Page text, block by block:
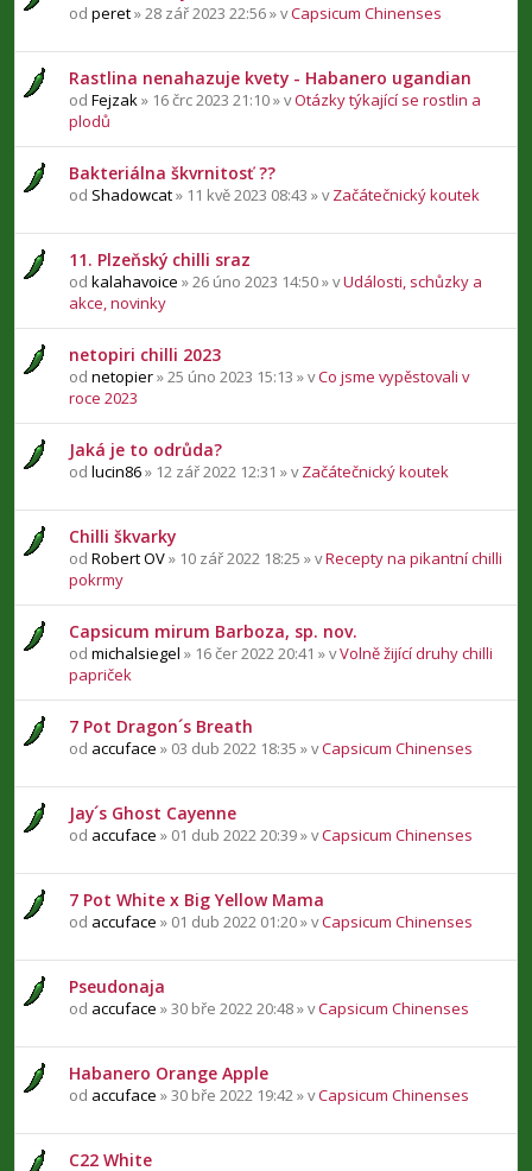
od peret» 28 zář 2023 22:56 » vCapsicum Chinenses
Rastlina nenahazuje kvety - Habanero ugandian
od Fejzak » 16 črc 2023 21:10 » vOtázky týkající se rostlin a
plodů
Bakteriálna škvrnitosť ??
od Shadowcat» 11 kvě 2023 08:43 » vZačátečnický koutek
11. Plzeňský chilli sraz
od kalahavoice » 26 úno 2023 14:50 » vUdálosti, schůzky a
akce, novinky
netopiri chilli 2023
od netopier» 25 úno 2023 15:13 » vCo jsme vypěstovali v
roce 2023
Jaká je to odrůda?
od lucin86» 12 zář 2022 12:31 » vZačátečnický koutek
Chilli škvarky
od Robert OV» 10 zář 2022 18:25 » vRecepty na pikantní chilli
pokrmy
Capsicum mirum Barboza, sp. nov.
od michalsiegel » 16 čer 2022 20:41 » vVolně žijící druhy chilli
papriček
7 Pot Dragon´s Breath
od accuface » 03 dub 2022 18:35 » vCapsicum Chinenses
Jay´s Ghost Cayenne
od accuface » 01 dub 2022 20:39 » vCapsicum Chinenses
7 Pot White x Big Yellow Mama
od accuface » 01 dub 2022 01:20 » vCapsicum Chinenses
Pseudonaja
od accuface » 30 bře 2022 20:48 » vCapsicum Chinenses
Habanero Orange Apple
od accuface » 30 bře 2022 19:42 » vCapsicum Chinenses
C22 White